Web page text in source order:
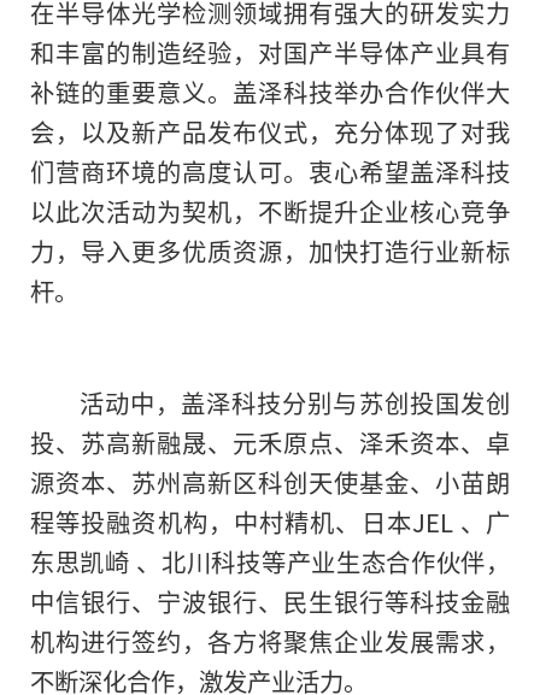
在半导体光学检测领域拥有强大的研发实力
和丰富的制造经验，对国产半导体产业具有
补链的重要意义。盖泽科技举办合作伙伴大
会，以及新产品发布仪式，充分体现了对我
们营商环境的高度认可。衷心希望盖泽科技
以此次活动为契机，不断提升企业核心竞争
力，导入更多优质资源，加快打造行业新标
杆。
活动中，盖泽科技分别与苏创投国发创
投、苏高新融晟、元禾原点、泽禾资本、卓
源资本、苏州高新区科创天使基金、小苗朗
程等投融资机构，中村精机、日本JEL 、广
东思凯崎 、北川科技等产业生态合作伙伴，
中信银行、宁波银行、民生银行等科技金融
机构进行签约，各方将聚焦企业发展需求，
不断深化合作，激发产业活力。